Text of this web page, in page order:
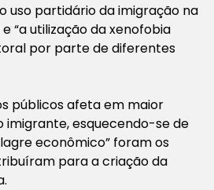
uso partidário da imigração na
“a utilização da xenofobia
por parte de diferentes
públicos afeta em maior
imigrante, esquecendo-se de
econômico” foram os
para a criação da